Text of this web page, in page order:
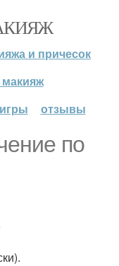
и причесок
макияж
игры отзывы
по